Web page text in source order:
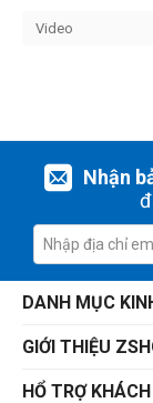
Video
Nhận
DANH MỤC
GIỚI THIỆU
HỔ TRỢ